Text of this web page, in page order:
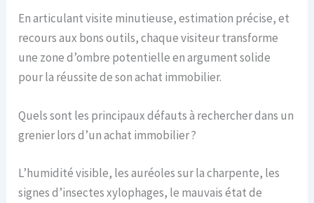
En articulant visite minutieuse, estimation précise, et
recours aux bons outils, chaque visiteur transforme
une zone d’ombre potentielle en argument solide
pour la réussite de son achat immobilier.
Quels sont les principaux défauts à rechercher dans un
grenier lors d’un achat immobilier ?
L’humidité visible, les auréoles sur la charpente, les
signes d’insectes xylophages, le mauvais état de